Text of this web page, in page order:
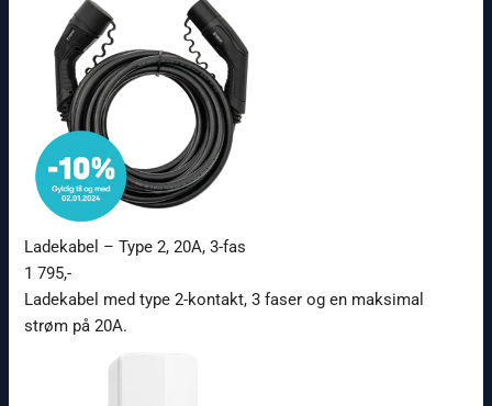
Ladekabel – Type 2, 20A, 3-fas
1 795,-
Ladekabel med type 2-kontakt, 3 faser og en maksimal
strøm på 20A.